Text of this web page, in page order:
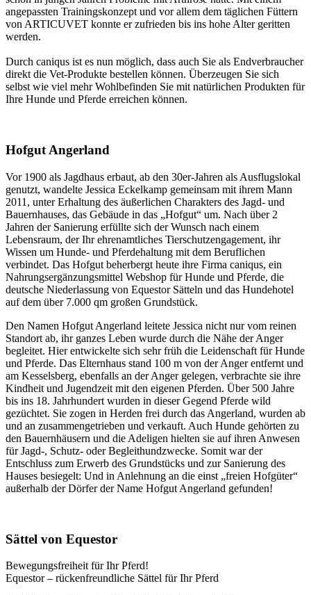
angepassten Trainingskonzept und vor allem dem täglichen Füttern
von ARTICUVET konnte er zufrieden bis ins hohe Alter geritten
werden.
Durch caniqus ist es nun möglich, dass auch Sie als Endverbraucher
direkt die Vet-Produkte bestellen können. Überzeugen Sie sich
selbst wie viel mehr Wohlbefinden Sie mit natürlichen Produkten für
Ihre Hunde und Pferde erreichen können.
Hofgut Angerland
Vor 1900 als Jagdhaus erbaut, ab den 30er-Jahren als Ausflugslokal
genutzt, wandelte Jessica Eckelkamp gemeinsam mit ihrem Mann
2011, unter Erhaltung des äußerlichen Charakters des Jagd- und
Bauernhauses, das Gebäude in das „Hofgut“ um. Nach über 2
Jahren der Sanierung erfüllte sich der Wunsch nach einem
Lebensraum, der Ihr ehrenamtliches Tierschutzengagement, ihr
Wissen um Hunde- und Pferdehaltung mit dem Beruflichen
verbindet. Das Hofgut beherbergt heute ihre Firma caniqus, ein
Nahrungsergänzungsmittel Webshop für Hunde und Pferde, die
deutsche Niederlassung von Equestor Sätteln und das Hundehotel
auf dem über 7.000 qm großen Grundstück.
Den Namen Hofgut Angerland leitete Jessica nicht nur vom reinen
Standort ab, ihr ganzes Leben wurde durch die Nähe der Anger
begleitet. Hier entwickelte sich sehr früh die Leidenschaft für Hunde
und Pferde. Das Elternhaus stand 100 m von der Anger entfernt und
am Kesselsberg, ebenfalls an der Anger gelegen, verbrachte sie ihre
Kindheit und Jugendzeit mit den eigenen Pferden. Über 500 Jahre
bis ins 18. Jahrhundert wurden in dieser Gegend Pferde wild
gezüchtet. Sie zogen in Herden frei durch das Angerland, wurden ab
und an zusammengetrieben und verkauft. Auch Hunde gehörten zu
den Bauernhäusern und die Adeligen hielten sie auf ihren Anwesen
für Jagd-, Schutz- oder Begleithundzwecke. Somit war der
Entschluss zum Erwerb des Grundstücks und zur Sanierung des
Hauses besiegelt: Und in Anlehnung an die einst „freien Hofgüter“
außerhalb der Dörfer der Name Hofgut Angerland gefunden!
Sättel von Equestor
Bewegungsfreiheit für Ihr Pferd!
Equestor – rückenfreundliche Sättel für Ihr Pferd